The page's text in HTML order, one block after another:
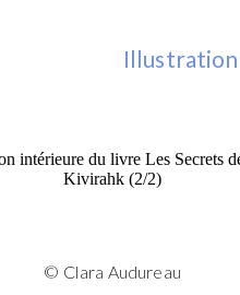
© Clara Audureau